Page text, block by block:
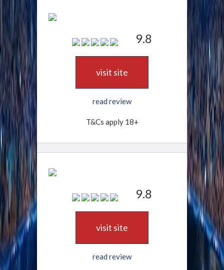
9.8
visit site
read review
T&Cs apply 18+
9.8
visit site
read review